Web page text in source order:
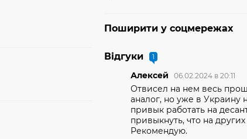
Поширити у соцмережах
Відгуки 1
Алексей 06.02.2024 в 20:11
Отвисел на нем весь
аналог, но уже в Украину
привык работать на
привыкнуть, что на других
Рекомендую.